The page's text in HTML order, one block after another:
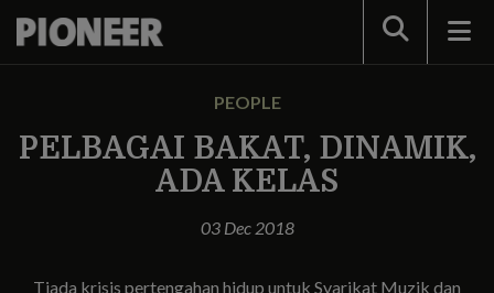
Search
PEOPLE
PELBAGAI BAKAT, DINAMIK,
ADA KELAS
03 Dec 2018
Tiada krisis pertengahan hidup untuk Syarikat Muzik dan